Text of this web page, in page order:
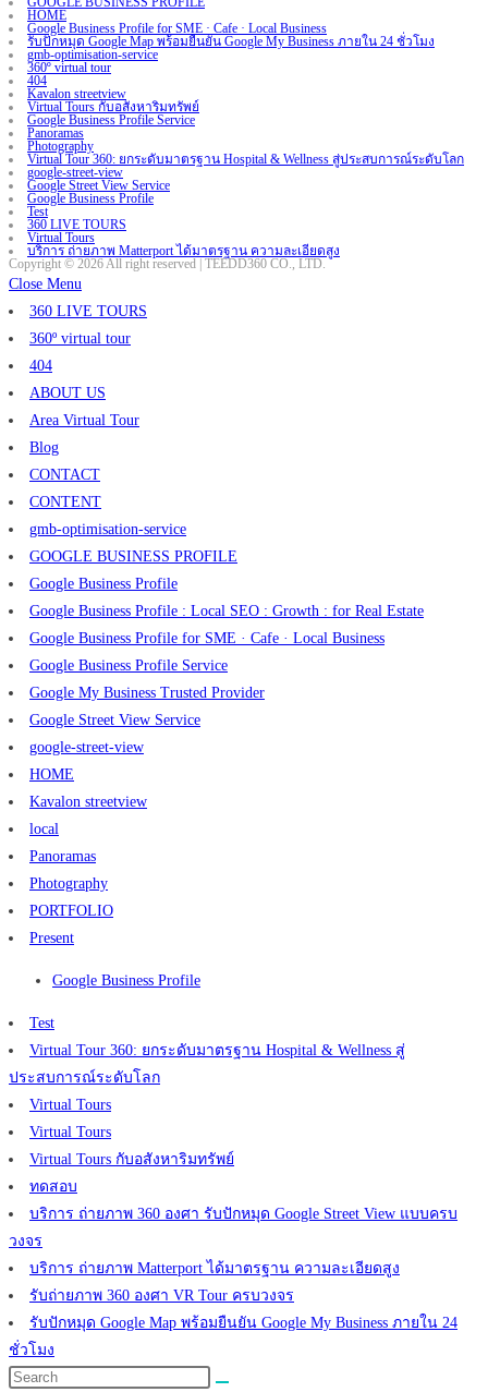
HOME
Google Business Profile for SME · Cafe · Local Business
รับปักหมุด Google Map พร้อมยืนยัน Google My Business ภายใน 24 ชั่วโมง
gmb-optimisation-service
360º virtual tour
404
Kavalon streetview
Virtual Tours กับอสังหาริมทรัพย์
Google Business Profile Service
Panoramas
Photography
Virtual Tour 360: ยกระดับมาตรฐาน Hospital & Wellness สู่ประสบการณ์ระดับโลก
google-street-view
Google Street View Service
Google Business Profile
Test
360 LIVE TOURS
Virtual Tours
บริการ ถ่ายภาพ Matterport ได้มาตรฐาน ความละเอียดสูง
Copyright © 2026 All right reserved | TEEDD360 CO., LTD.
Close Menu
360 LIVE TOURS
360º virtual tour
404
ABOUT US
Area Virtual Tour
Blog
CONTACT
CONTENT
gmb-optimisation-service
GOOGLE BUSINESS PROFILE
Google Business Profile
Google Business Profile : Local SEO : Growth : for Real Estate
Google Business Profile for SME · Cafe · Local Business
Google Business Profile Service
Google My Business Trusted Provider
Google Street View Service
google-street-view
HOME
Kavalon streetview
local
Panoramas
Photography
PORTFOLIO
Present
Google Business Profile
Test
Virtual Tour 360: ยกระดับมาตรฐาน Hospital & Wellness สู่
ประสบการณ์ระดับโลก
Virtual Tours
Virtual Tours
Virtual Tours กับอสังหาริมทรัพย์
ทดสอบ
บริการ ถ่ายภาพ 360 องศา รับปักหมุด Google Street View แบบครบ
วงจร
บริการ ถ่ายภาพ Matterport ได้มาตรฐาน ความละเอียดสูง
รับถ่ายภาพ 360 องศา VR Tour ครบวงจร
รับปักหมุด Google Map พร้อมยืนยัน Google My Business ภายใน 24
ชั่วโมง
Search